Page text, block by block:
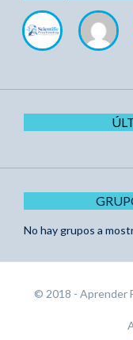
No hay grupos a
© 2018 - Aprender